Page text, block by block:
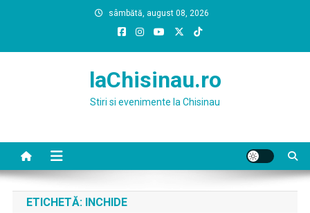
sâmbătă, august 08, 2026
laChisinau.ro
Stiri si evenimente la Chisinau
ETICHETĂ: INCHIDE